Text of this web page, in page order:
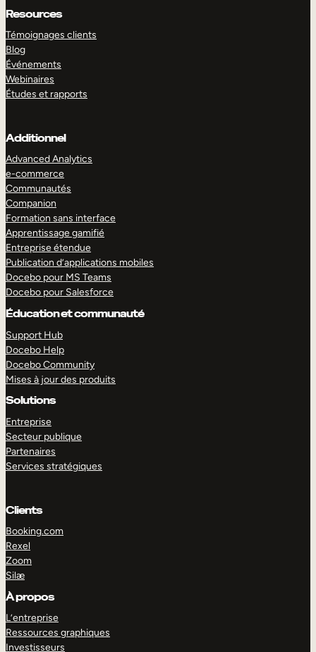
Resources
Témoignages clients
Blog
Événements
Webinaires
Études et rapports
Additionnel
Advanced Analytics
e-commerce
Communautés
Companion
Formation sans interface
Apprentissage gamifié
Entreprise étendue
Publication d’applications mobiles
Docebo pour MS Teams
Docebo pour Salesforce
Éducation et communauté
Support Hub
Docebo Help
Docebo Community
Mises à jour des produits
Solutions
Entreprise
Secteur publique
Partenaires
Services stratégiques
Clients
Booking.com
Rexel
Zoom
Silæ
À propos
L’entreprise
Ressources graphiques
Investisseurs